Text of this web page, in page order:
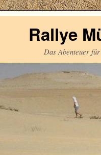
Rallye
Das Abenteuer